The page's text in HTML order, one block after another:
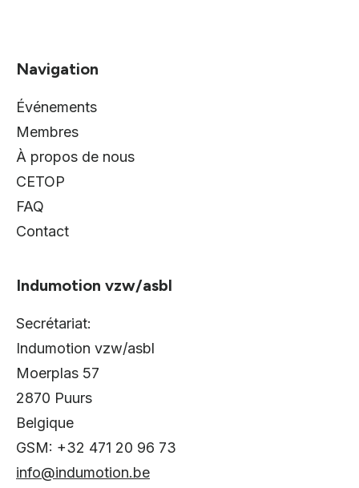
Navigation
Événements
Membres
À propos de nous
CETOP
FAQ
Contact
Indumotion vzw/asbl
Secrétariat:
Indumotion vzw/asbl
Moerplas 57
2870 Puurs
Belgique
GSM: +32 471 20 96 73
info@indumotion.be